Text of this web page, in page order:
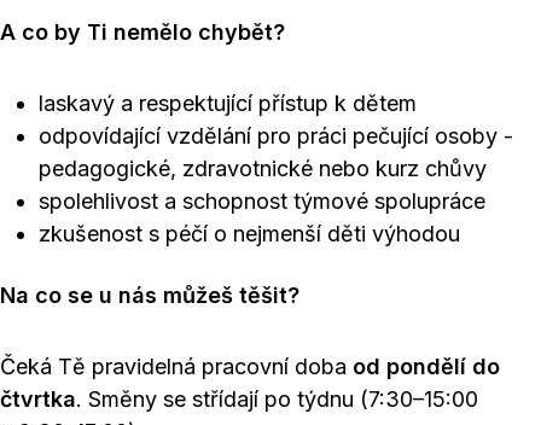
A co by Ti nemělo chybět?
laskavý a respektující přístup k dětem
odpovídající vzdělání pro práci pečující osoby -
pedagogické, zdravotnické nebo kurz chůvy
spolehlivost a schopnost týmové spolupráce
zkušenost s péčí o nejmenší děti výhodou
Na co se u nás můžeš těšit?
Čeká Tě pravidelná pracovní doba od pondělí do
čtvrtka. Směny se střídají po týdnu (7:30–15:00